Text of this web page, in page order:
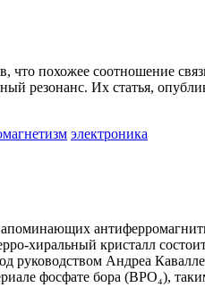
что похожее соотношение
резонанс. Их статья,
электроника
хиральный кристалл
руководством Андреа
фосфате бора (BPO₄),